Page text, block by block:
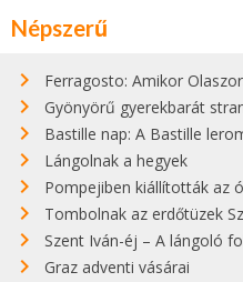
Népszerű
Ferragosto: Amikor
Gyönyörű gyerekbarát strandok
Bastille nap: A Bastille
Lángolnak a hegyek
Pompejiben kiállították az ókori
Tombolnak az erdőtüzek
Szent Iván-éj – A lángoló
Graz adventi vásárai